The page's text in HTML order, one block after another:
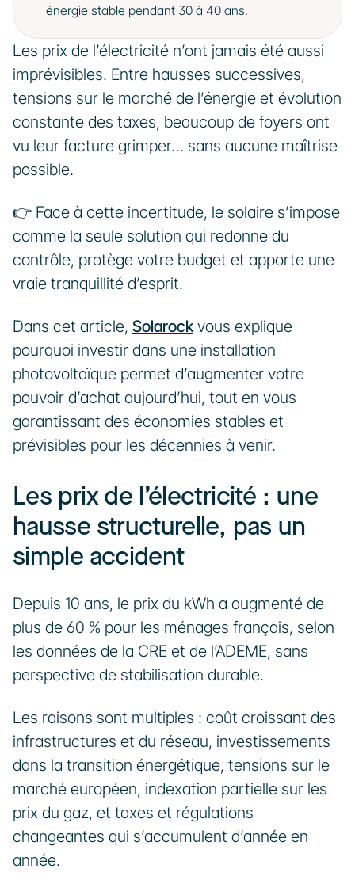
énergie stable pendant 30 à 40 ans.
Les prix de l’électricité n’ont jamais été aussi
imprévisibles. Entre hausses successives,
tensions sur le marché de l’énergie et évolution
constante des taxes, beaucoup de foyers ont
vu leur facture grimper… sans aucune maîtrise
possible.
👉 Face à cette incertitude, le solaire s’impose
comme la seule solution qui redonne du
contrôle, protège votre budget et apporte une
vraie tranquillité d’esprit.
Dans cet article, Solarock vous explique
pourquoi investir dans une installation
photovoltaïque permet d’augmenter votre
pouvoir d’achat aujourd’hui, tout en vous
garantissant des économies stables et
prévisibles pour les décennies à venir.
Les prix de l’électricité : une
hausse structurelle, pas un
simple accident
Depuis 10 ans, le prix du kWh a augmenté de
plus de 60 % pour les ménages français, selon
les données de la CRE et de l’ADEME, sans
perspective de stabilisation durable.
Les raisons sont multiples : coût croissant des
infrastructures et du réseau, investissements
dans la transition énergétique, tensions sur le
marché européen, indexation partielle sur les
prix du gaz, et taxes et régulations
changeantes qui s’accumulent d’année en
année.